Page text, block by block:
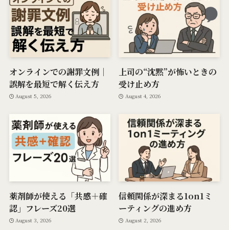
オンラインでの謝罪文例｜
誤解を最短で解く伝え方
August 5, 2026
上司の“沈黙”が怖いときの
受け止め方
August 4, 2026
薬剤師が使える「共感＋確
認」フレーズ20選
August 3, 2026
信頼関係が深まる1on1ミ
ーティングの進め方
August 2, 2026